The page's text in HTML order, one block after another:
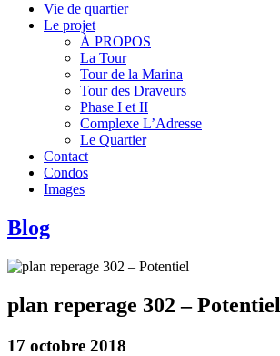
Vie de quartier
Le projet
À PROPOS
La Tour
Tour de la Marina
Tour des Draveurs
Phase I et II
Complexe L’Adresse
Le Quartier
Contact
Condos
Images
Blog
plan reperage 302 – Potentiel
17 octobre 2018